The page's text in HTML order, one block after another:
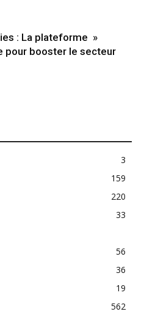
: La plateforme »
pour booster le secteur
3
159
220
33
56
36
19
562